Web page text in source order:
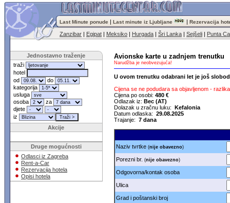
Last Minute ponude | Last minute iz Ljubljane | Rezervacija
Zanzibar | Egipat | Meksiko | Hurgada | Šri Lanka | Sejšeli | Punta
Jednostavno traženje
traži
hotel
od
do
kategorija
usluga
osoba
za
djete
iz
Akcije
Druge mogućnosti
Odlasci iz Zagreba
Rent-a-Car
Rezervacija hotela
Opisi hotela
Avionske karte u zadnjem trenutku
Narudžba je neobvezujuća!
U ovom trenutku odabrani let je još
Cijena se ne podudara sa objavljenom -
Cijena po osobi: 480 €
Odlazak iz: Bec (AT)
Dolazak u zračnu luku: Kefalonia
Datum odlaska: 29.08.2025
Trajanje: 7 dana
Naziv tvrtke (nije obavezno)
Porezni br. (nije obavezno)
Odgovorna/kontak osoba
Ulica
Grad i poštanski broj